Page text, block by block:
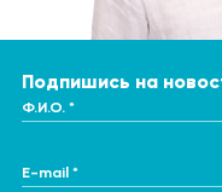
Подпишись на
Ф.И.О. *
E-mail *